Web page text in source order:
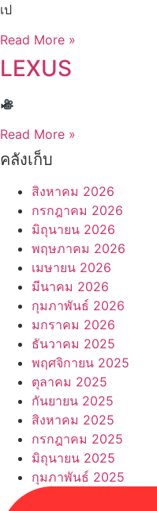
เป
Read More »
LEXUS
Read More »
คลังเก็บ
สิงหาคม 2026
กรกฎาคม 2026
มิถุนายน 2026
พฤษภาคม 2026
เมษายน 2026
มีนาคม 2026
กุมภาพันธ์ 2026
มกราคม 2026
ธันวาคม 2025
พฤศจิกายน 2025
ตุลาคม 2025
กันยายน 2025
สิงหาคม 2025
กรกฎาคม 2025
มิถุนายน 2025
กุมภาพันธ์ 2025